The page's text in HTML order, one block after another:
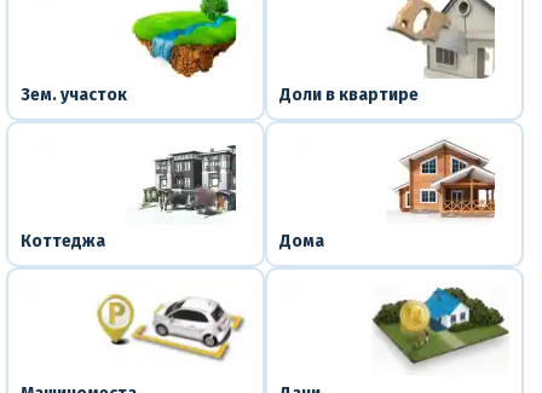
Зем. участок Доли в квартире
Коттеджа Дома